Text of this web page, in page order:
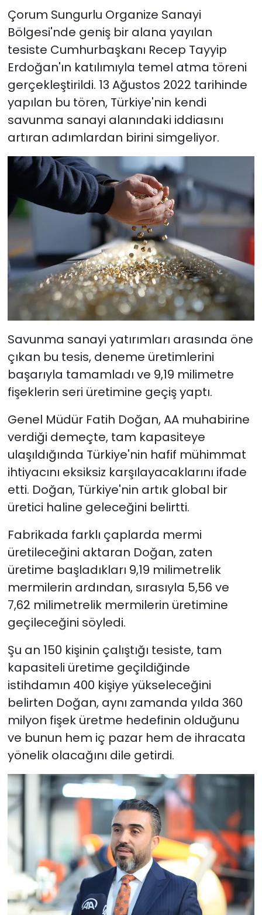
Çorum Sungurlu Organize Sanayi
Bölgesi'nde geniş bir alana yayılan
tesiste Cumhurbaşkanı Recep Tayyip
Erdoğan'ın katılımıyla temel atma töreni
gerçekleştirildi. 13 Ağustos 2022 tarihinde
yapılan bu tören, Türkiye'nin kendi
savunma sanayi alanındaki iddiasını
artıran adımlardan birini simgeliyor.
Savunma sanayi yatırımları arasında öne
çıkan bu tesis, deneme üretimlerini
başarıyla tamamladı ve 9,19 milimetre
fişeklerin seri üretimine geçiş yaptı.
Genel Müdür Fatih Doğan, AA muhabirine
verdiği demeçte, tam kapasiteye
ulaşıldığında Türkiye'nin hafif mühimmat
ihtiyacını eksiksiz karşılayacaklarını ifade
etti. Doğan, Türkiye'nin artık global bir
üretici haline geleceğini belirtti.
Fabrikada farklı çaplarda mermi
üretileceğini aktaran Doğan, zaten
üretime başladıkları 9,19 milimetrelik
mermilerin ardından, sırasıyla 5,56 ve
7,62 milimetrelik mermilerin üretimine
geçileceğini söyledi.
Şu an 150 kişinin çalıştığı tesiste, tam
kapasiteli üretime geçildiğinde
istihdamın 400 kişiye yükseleceğini
belirten Doğan, aynı zamanda yılda 360
milyon fişek üretme hedefinin olduğunu
ve bunun hem iç pazar hem de ihracata
yönelik olacağını dile getirdi.